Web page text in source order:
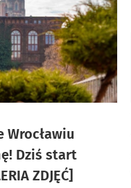
Wrocławiu
Dziś start
ZDJĘĆ]